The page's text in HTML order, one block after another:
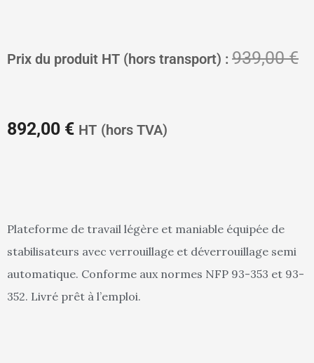
Prix du produit HT (hors transport) : 939,00€
892,00 €
Le
prix
est :
HT (hors TVA)
Plateforme de travail légère et maniable équipée de
stabilisateurs avec verrouillage et déverrouillage semi
automatique. Conforme aux normes NFP 93-353 et 93-
352. Livré prêt à l’emploi.